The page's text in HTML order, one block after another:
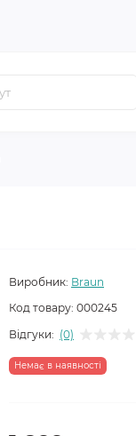
Виробник: Braun
Код товару: 000245
Відгуки: (0)
Немає в наявності